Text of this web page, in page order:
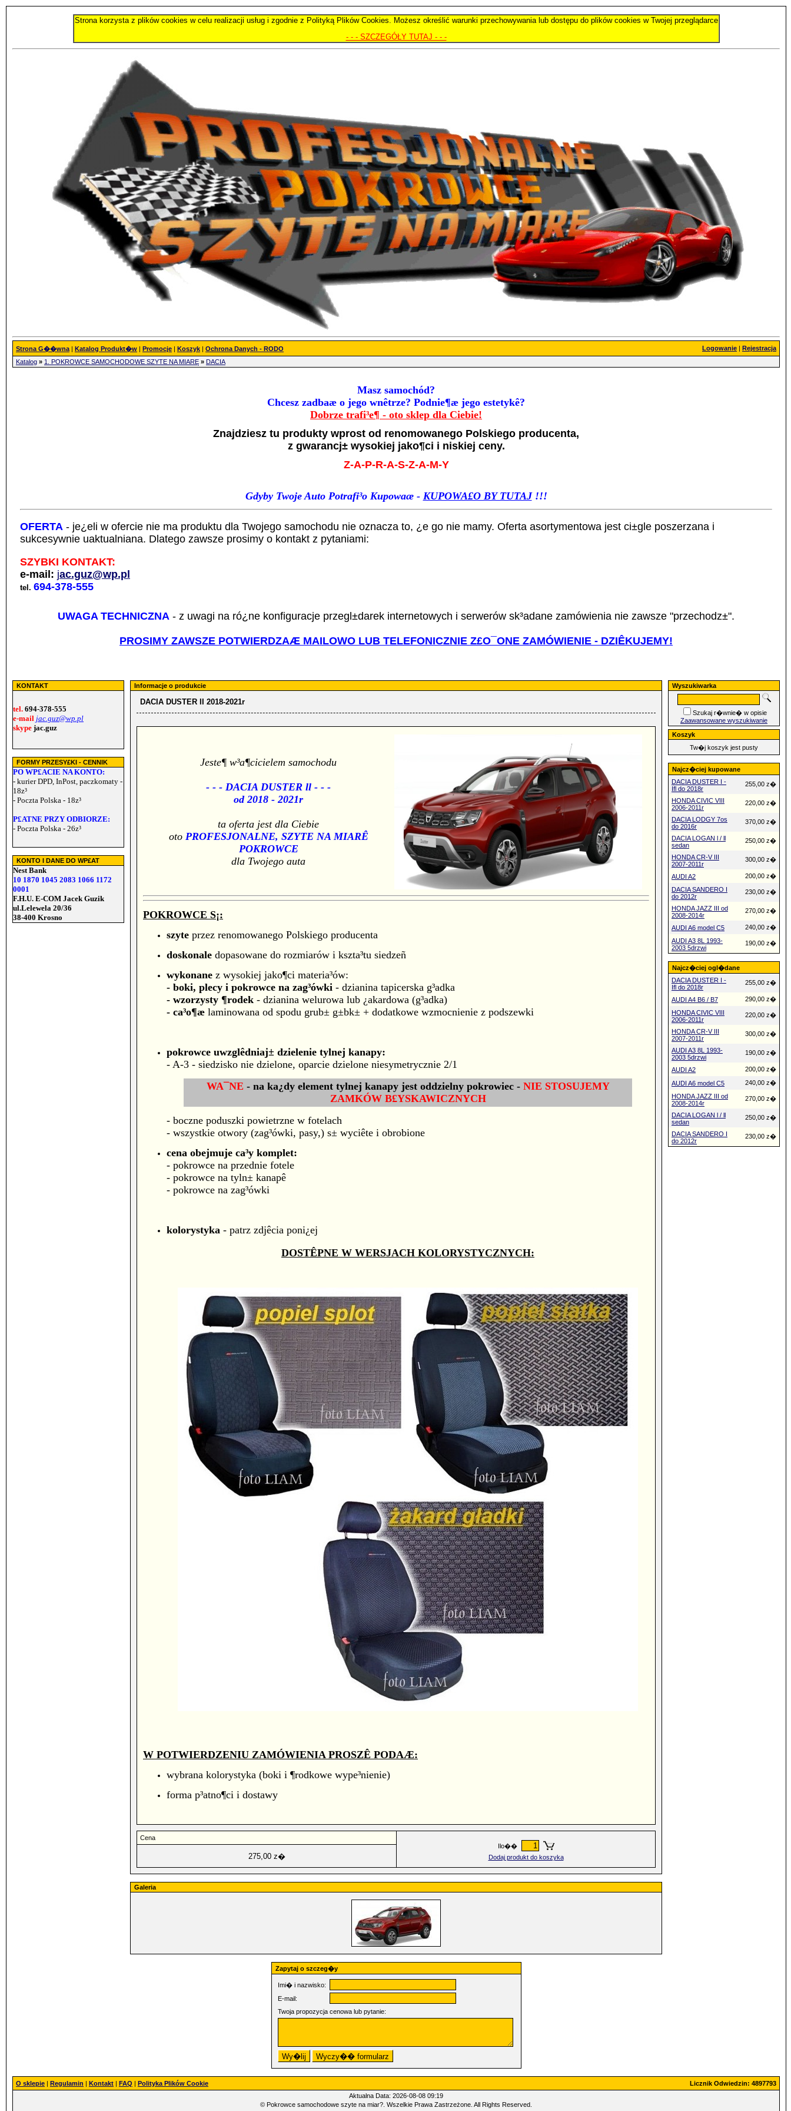
Strona korzysta z plików cookies w celu realizacji usług i zgodnie z Polityką Plików Cookies. Możesz określić warunki przechowywania lub dostępu do plików cookies w Twojej przeglądarce
- - - SZCZEGÓŁY TUTAJ - - -
Strona G��wna | Katalog Produkt�w | Promocje | Koszyk | Ochrona Danych - RODO Logowanie | Rejestracja
Katalog » 1. POKROWCE SAMOCHODOWE SZYTE NA MIARĘ » DACIA
Masz samochód?
Chcesz zadbaæ o jego wnêtrze? Podnie¶æ jego estetykê?
Dobrze trafi³e¶ - oto sklep dla Ciebie!
Znajdziesz tu produkty wprost od renomowanego Polskiego producenta,
z gwarancj± wysokiej jako¶ci i niskiej ceny.
Z-A-P-R-A-S-Z-A-M-Y
Gdyby Twoje Auto Potrafi³o Kupowaæ - KUPOWA£O BY TUTAJ!!!
OFERTA - je¿eli w ofercie nie ma produktu dla Twojego samochodu nie oznacza to, ¿e go nie mamy. Oferta asortymentowa jest ci±gle poszerzana i
sukcesywnie uaktualniana. Dlatego zawsze prosimy o kontakt z pytaniami:
SZYBKI KONTAKT:
e-mail: jac.guz@wp.pl
tel. 694-378-555
UWAGA TECHNICZNA - z uwagi na ró¿ne konfiguracje przegl±darek internetowych i serwerów sk³adane zamówienia nie zawsze "przechodz±".
PROSIMY ZAWSZE POTWIERDZAÆ MAILOWO LUB TELEFONICZNIE Z£O¯ONE ZAMÓWIENIE - DZIÊKUJEMY!
KONTAKT
tel. 694-378-555
e-mail jac.guz@wp.pl
skype jac.guz
FORMY PRZESY£KI - CENNIK
PO WP£ACIE NA KONTO:
- kurier DPD, InPost, paczkomaty -
18z³
- Poczta Polska - 18z³
P£ATNE PRZY ODBIORZE:
- Poczta Polska - 26z³
KONTO I DANE DO WP£AT
Nest Bank
10 1870 1045 2083 1066 1172
0001
F.H.U. E-COM Jacek Guzik
ul.Lelewela 20/36
38-400 Krosno
Informacje o produkcie
DACIA DUSTER II 2018-2021r
Jeste¶ w³a¶cicielem samochodu
- - - DACIA DUSTER ll - - -
od 2018 - 2021r
ta oferta jest dla Ciebie
oto PROFESJONALNE, SZYTE NA MIARÊ
POKROWCE
dla Twojego auta
POKROWCE S¡:
szyte przez renomowanego Polskiego producenta
doskonale dopasowane do rozmiarów i kszta³tu siedzeñ
wykonane z wysokiej jako¶ci materia³ów:
- boki, plecy i pokrowce na zag³ówki - dzianina tapicerska g³adka
- wzorzysty ¶rodek - dzianina welurowa lub ¿akardowa (g³adka)
- ca³o¶æ laminowana od spodu grub± g±bk± + dodatkowe wzmocnienie z podszewki
pokrowce uwzglêdniaj± dzielenie tylnej kanapy:
- A-3 - siedzisko nie dzielone, oparcie dzielone niesymetrycznie 2/1
WA¯NE - na ka¿dy element tylnej kanapy jest oddzielny pokrowiec - NIE STOSUJEMY
ZAMKÓW B£YSKAWICZNYCH
- boczne poduszki powietrzne w fotelach
- wszystkie otwory (zag³ówki, pasy,) s± wyciête i obrobione
cena obejmuje ca³y komplet:
- pokrowce na przednie fotele
- pokrowce na tyln± kanapê
- pokrowce na zag³ówki
kolorystyka - patrz zdjêcia poni¿ej
DOSTÊPNE W WERSJACH KOLORYSTYCZNYCH:
W POTWIERDZENIU ZAMÓWIENIA PROSZÊ PODAÆ:
wybrana kolorystyka (boki i ¶rodkowe wype³nienie)
forma p³atno¶ci i dostawy
Cena
Ilo��
Dodaj produkt do koszyka
275,00 z�
Galeria
Zapytaj o szczeg�y
Imi� i nazwisko:
E-mail:
Twoja propozycja cenowa lub pytanie:
Wyszukiwarka
Szukaj r�wnie� w opisie
Zaawansowane wyszukiwanie
Koszyk
Tw�j koszyk jest pusty
Najcz�ciej kupowane
DACIA DUSTER I -
Ifl do 2018r
255,00 z�
HONDA CIVIC VIII
2006-2011r
220,00 z�
DACIA LODGY 7os
do 2016r
370,00 z�
DACIA LOGAN l / ll
sedan
250,00 z�
HONDA CR-V III
2007-2011r
300,00 z�
AUDI A2
200,00 z�
DACIA SANDERO I
do 2012r
230,00 z�
HONDA JAZZ III od
2008-2014r
270,00 z�
AUDI A6 model C5
240,00 z�
AUDI A3 8L 1993-
2003 5drzwi
190,00 z�
Najcz�ciej ogl�dane
DACIA DUSTER I -
Ifl do 2018r
255,00 z�
AUDI A4 B6 / B7
290,00 z�
HONDA CIVIC VIII
2006-2011r
220,00 z�
HONDA CR-V III
2007-2011r
300,00 z�
AUDI A3 8L 1993-
2003 5drzwi
190,00 z�
AUDI A2
200,00 z�
AUDI A6 model C5
240,00 z�
HONDA JAZZ III od
2008-2014r
270,00 z�
DACIA LOGAN l / ll
sedan
250,00 z�
DACIA SANDERO I
do 2012r
230,00 z�
O sklepie | Regulamin | Kontakt | FAQ | Polityka Plików Cookie
Licznik Odwiedzin: 4897793
Aktualna Data: 2026-08-08 09:19
© Pokrowce samochodowe szyte na miar?. Wszelkie Prawa Zastrzeżone. All Rights Reserved.